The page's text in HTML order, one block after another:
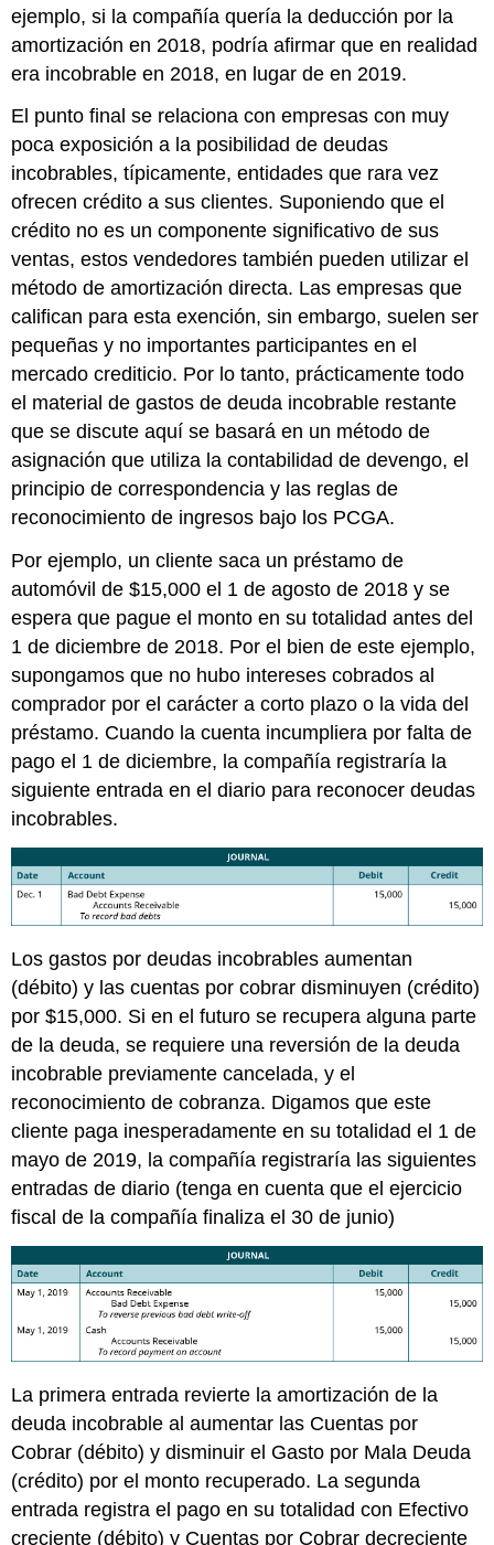
ejemplo, si la compañía quería la deducción por la
amortización en 2018, podría afirmar que en realidad
era incobrable en 2018, en lugar de en 2019.
El punto final se relaciona con empresas con muy
poca exposición a la posibilidad de deudas
incobrables, típicamente, entidades que rara vez
ofrecen crédito a sus clientes. Suponiendo que el
crédito no es un componente significativo de sus
ventas, estos vendedores también pueden utilizar el
método de amortización directa. Las empresas que
califican para esta exención, sin embargo, suelen ser
pequeñas y no importantes participantes en el
mercado crediticio. Por lo tanto, prácticamente todo
el material de gastos de deuda incobrable restante
que se discute aquí se basará en un método de
asignación que utiliza la contabilidad de devengo, el
principio de correspondencia y las reglas de
reconocimiento de ingresos bajo los PCGA.
Por ejemplo, un cliente saca un préstamo de
automóvil de $15,000 el 1 de agosto de 2018 y se
espera que pague el monto en su totalidad antes del
1 de diciembre de 2018. Por el bien de este ejemplo,
supongamos que no hubo intereses cobrados al
comprador por el carácter a corto plazo o la vida del
préstamo. Cuando la cuenta incumpliera por falta de
pago el 1 de diciembre, la compañía registraría la
siguiente entrada en el diario para reconocer deudas
incobrables.
Los gastos por deudas incobrables aumentan
(débito) y las cuentas por cobrar disminuyen (crédito)
por $15,000. Si en el futuro se recupera alguna parte
de la deuda, se requiere una reversión de la deuda
incobrable previamente cancelada, y el
reconocimiento de cobranza. Digamos que este
cliente paga inesperadamente en su totalidad el 1 de
mayo de 2019, la compañía registraría las siguientes
entradas de diario (tenga en cuenta que el ejercicio
fiscal de la compañía finaliza el 30 de junio)
La primera entrada revierte la amortización de la
deuda incobrable al aumentar las Cuentas por
Cobrar (débito) y disminuir el Gasto por Mala Deuda
(crédito) por el monto recuperado. La segunda
entrada registra el pago en su totalidad con Efectivo
creciente (débito) y Cuentas por Cobrar decreciente